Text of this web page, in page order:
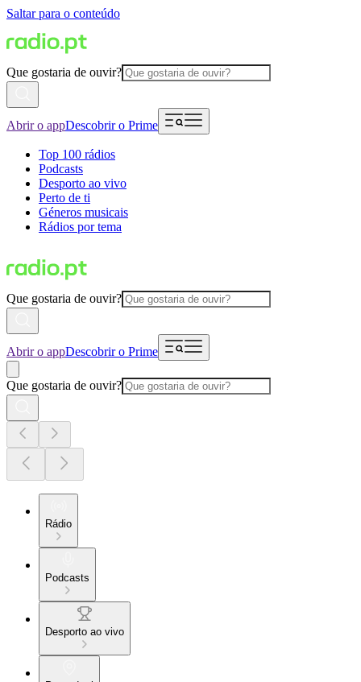
Saltar para o conteúdo
Que gostaria de ouvir?
Abrir o appDescobrir o Prime
Top 100 rádios
Podcasts
Desporto ao vivo
Perto de ti
Géneros musicais
Rádios por tema
Que gostaria de ouvir?
Abrir o appDescobrir o Prime
Que gostaria de ouvir?
Rádio
Podcasts
Desporto ao vivo